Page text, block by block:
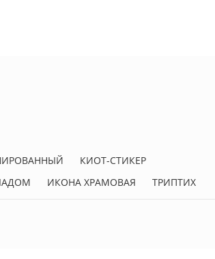
КИОТ-СТИКЕР
ИКОНА ХРАМОВАЯ ТРИПТИХ